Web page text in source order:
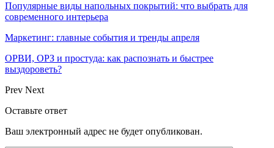
Популярные виды напольных покрытий: что выбрать для
современного интерьера
Маркетинг: главные события и тренды апреля
ОРВИ, ОРЗ и простуда: как распознать и быстрее
выздороветь?
Prev Next
Оставьте ответ
Ваш электронный адрес не будет опубликован.